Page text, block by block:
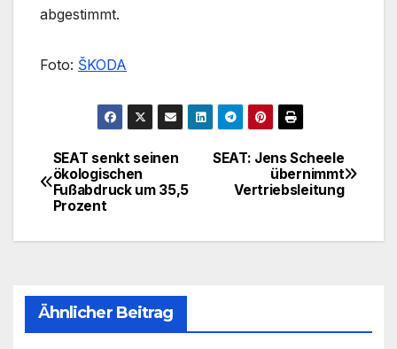
abgestimmt.
Foto: ŠKODA
Beitragsnavigation
SEAT: Jens Scheele
übernimmt
Vertriebsleitung
SEAT senkt seinen
ökologischen
Fußabdruck um 35,5
Prozent
Ähnlicher Beitrag